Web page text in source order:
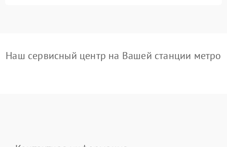
Наш сервисный центр на Вашей станции метро